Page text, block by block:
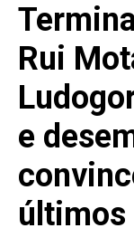
Rui
e
últimos